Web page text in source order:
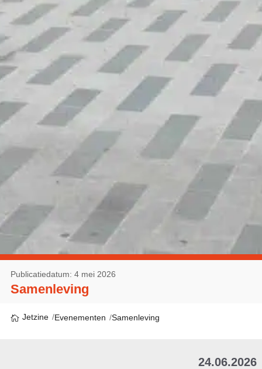
Samenleving
Publicatiedatum: 4 mei 2026
Jetzine Evenementen Samenleving
24.06.2026